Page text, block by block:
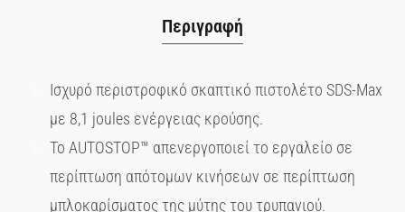
Περιγραφή
Ισχυρό περιστροφικό σκαπτικό πιστολέτο SDS-Max
με 8,1 joules ενέργειας κρούσης.
Το AUTOSTOP™ απενεργοποιεί το εργαλείο σε
περίπτωση απότομων κινήσεων σε περίπτωση
μπλοκαρίσματος της μύτης του τρυπανιού.